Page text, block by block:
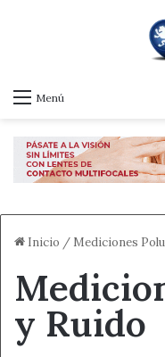
Menú
Inicio / Mediciones
y Ruido